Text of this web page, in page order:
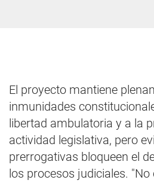
El proyecto mantiene
inmunidades
libertad ambulatoria y a la
actividad legislativa, pero
prerrogativas bloqueen el
los procesos judiciales.